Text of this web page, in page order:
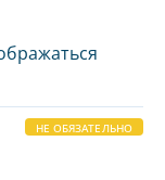
НЕ ОБЯЗАТЕЛЬНО